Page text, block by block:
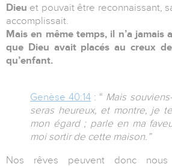
Dieu et pouvait être reconnaissant,
accomplissait.
Mais en même temps, il n’a jamais
que Dieu avait placés au creux
qu’enfant.
Genèse 40:14 : “ Mais
seras heureux, et montre, je
mon égard ; parle en ma
moi sortir de cette maison.”
Nos rêves peuvent donc